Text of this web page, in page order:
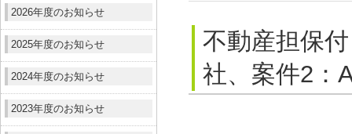
2026年度のお知らせ
2025年度のお知らせ
2024年度のお知らせ
2023年度のお知らせ
不動産担保
社、案件2：